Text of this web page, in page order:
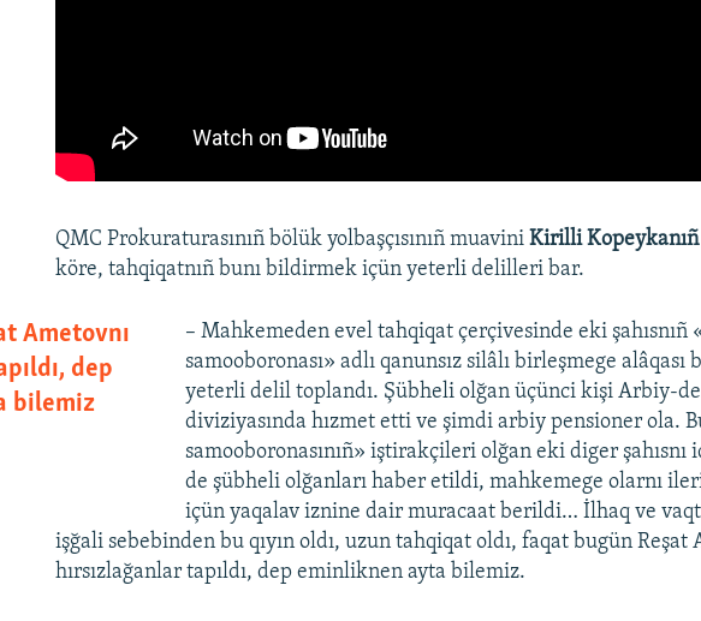
QMC Prokuraturasınıñ bölük yolbaşçısınıñ muaviniKirilli Kopeykanıñ
köre, tahqiqatnıñ bunı bildirmek içün yeterli delilleri bar.
Ametovnı
dep
bilemiz
– Mahkemeden evel tahqiqat çerçivesinde eki şahısnıñ
samooboronası» adlı qanunsız silâlı birleşmege alâqası
yeterli delil toplandı. Şübheli olğan üçünci kişi Arbiy-
diviziyasında hızmet etti ve şimdi arbiy pensioner ola. Bu
samooboronasınıñ» iştirakçileri olğan eki diger şahısnı
de şübheli olğanları haber etildi, mahkemege olarnı
içün yaqalav iznine dair muracaat berildi… İlhaq ve
işğali sebebinden bu qıyın oldı, uzun tahqiqat oldı, faqat bugün Reşat
hırsızlağanlar tapıldı, dep eminliknen ayta bilemiz.